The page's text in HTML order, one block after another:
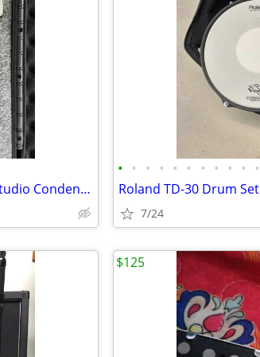
🎤 MXL 990 Large-Diaphragm Studio Condenser Microphone – Like New
• • • • • • • • • • •
Roland TD-30 Drum Set
7/24
$125